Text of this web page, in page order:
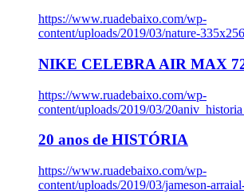
https://www.ruadebaixo.com/wp-
content/uploads/2019/03/nature-
NIKE CELEBRA AIR MAX
https://www.ruadebaixo.com/wp-
content/uploads/2019/03/
20 anos de HISTÓRIA
https://www.ruadebaixo.com/wp-
content/uploads/2019/03/jameson-